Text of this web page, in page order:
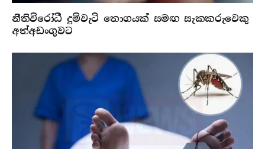
නීතිවිරෝධී දුම්වැටි තොගයක් සමඟ සැකකරුවෙකු
අත්අඩංගුවට